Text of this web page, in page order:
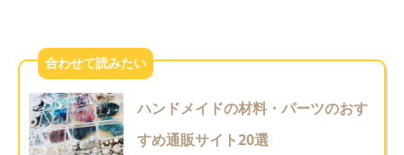
ハンドメイドの材料・パーツのおす
すめ通販サイト20選